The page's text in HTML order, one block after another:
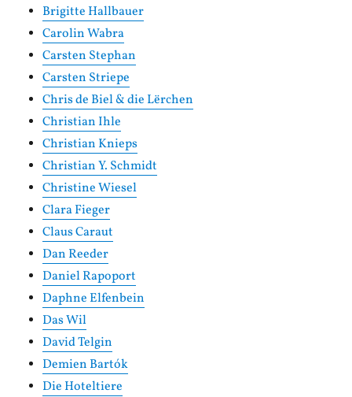
Brigitte Hallbauer
Carolin Wabra
Carsten Stephan
Carsten Striepe
Chris de Biel & die Lërchen
Christian Ihle
Christian Knieps
Christian Y. Schmidt
Christine Wiesel
Clara Fieger
Claus Caraut
Dan Reeder
Daniel Rapoport
Daphne Elfenbein
Das Wil
David Telgin
Demien Bartók
Die Hoteltiere